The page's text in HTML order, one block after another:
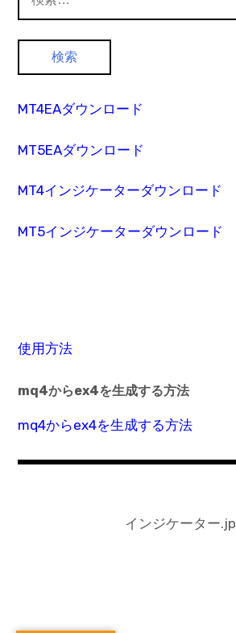
索:
MT4EAダウンロード
MT5EAダウンロード
MT4インジケーターダウンロード
MT5インジケーターダウンロード
使用方法
mq4からex4を生成する方法
mq4からex4を生成する方法
インジケーター.jp